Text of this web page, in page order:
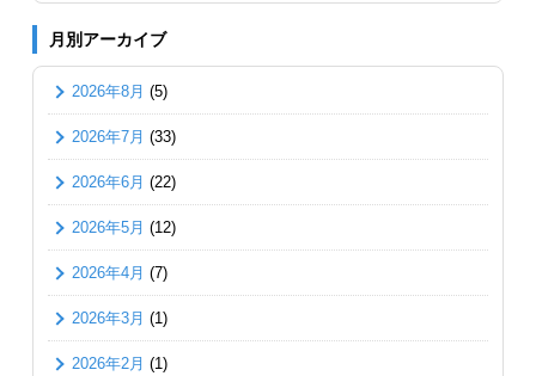
月別アーカイブ
2026年8月 (5)
2026年7月 (33)
2026年6月 (22)
2026年5月 (12)
2026年4月 (7)
2026年3月 (1)
2026年2月 (1)